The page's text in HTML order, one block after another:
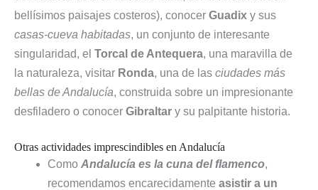
bellísimos paisajes costeros), conocer Guadix y sus
casas-cueva habitadas, un conjunto de interesante
singularidad, el Torcal de Antequera, una maravilla de
la naturaleza, visitar Ronda, una de las ciudades más
bellas de Andalucía, construida sobre un impresionante
desfiladero o conocer Gibraltar y su palpitante historia.
Otras actividades imprescindibles en Andalucía
Como Andalucía es la cuna del flamenco,
recomendamos encarecidamente asistir a un